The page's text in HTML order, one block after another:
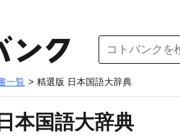
一覧 > 精選版 日本国語大辞典
本国語大辞典